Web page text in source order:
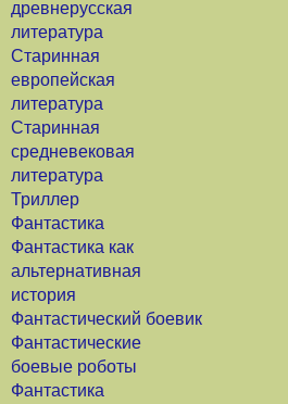
древнерусская
литература
Старинная
европейская
литература
Старинная
средневековая
литература
Триллер
Фантастика
Фантастика как
альтернативная
история
Фантастический боевик
Фантастические
боевые роботы
Фантастика